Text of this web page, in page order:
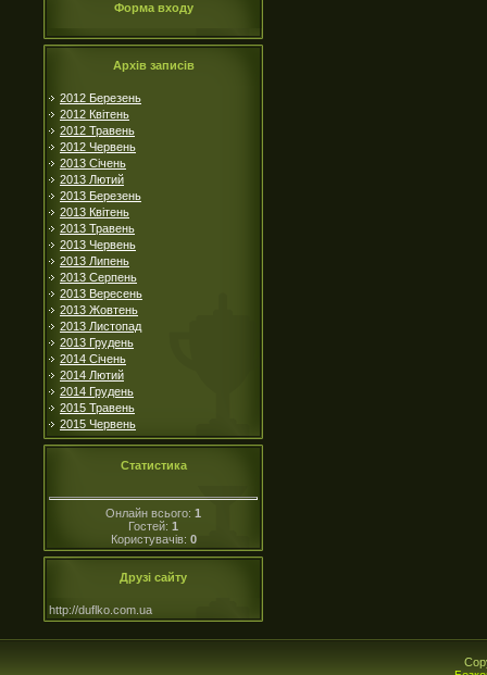
Форма входу
Архів записів
2012 Березень
2012 Квітень
2012 Травень
2012 Червень
2013 Січень
2013 Лютий
2013 Березень
2013 Квітень
2013 Травень
2013 Червень
2013 Липень
2013 Серпень
2013 Вересень
2013 Жовтень
2013 Листопад
2013 Грудень
2014 Січень
2014 Лютий
2014 Грудень
2015 Травень
2015 Червень
Статистика
Онлайн всього: 1
Гостей: 1
Користувачів: 0
Друзі сайту
http://duflko.com.ua